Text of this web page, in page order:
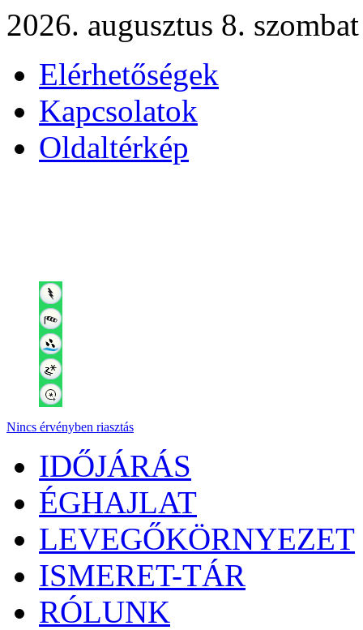
2026. augusztus 8. szombat
Elérhetőségek
Kapcsolatok
Oldaltérkép
Nincs érvényben riasztás
IDŐJÁRÁS
ÉGHAJLAT
LEVEGŐKÖRNYEZET
ISMERET-TÁR
RÓLUNK